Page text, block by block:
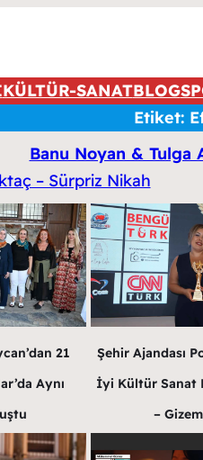
KÜLTÜR-SANATBLOG
Etiket:
Banu Noyan & Tulga
21
Aynı
Şehir Ajandası
İyi Kültür Sanat
–